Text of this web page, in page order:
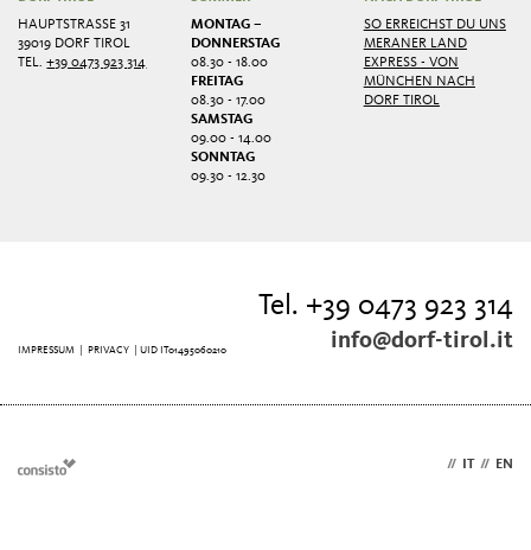
HAUPTSTRASSE 31
39019 DORF TIROL
TEL.+39 0473 923 314
MONTAG –
DONNERSTAG
08.30 - 18.00
FREITAG
08.30 - 17.00
SAMSTAG
09.00 - 14.00
SONNTAG
09.30 - 12.30
SO ERREICHST DU UNS
MERANER LAND
EXPRESS - VON
MÜNCHEN NACH
DORF TIROL
Tel. +39 0473 923 314
info@dorf-tirol.it
IMPRESSUM PRIVACY | UID IT01495060210
// // EN